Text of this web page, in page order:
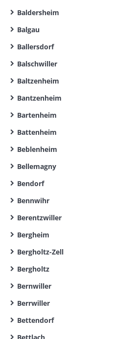
Baldersheim
Balgau
Ballersdorf
Balschwiller
Baltzenheim
Bantzenheim
Bartenheim
Battenheim
Beblenheim
Bellemagny
Bendorf
Bennwihr
Berentzwiller
Bergheim
Bergholtz-Zell
Bergholtz
Bernwiller
Berrwiller
Bettendorf